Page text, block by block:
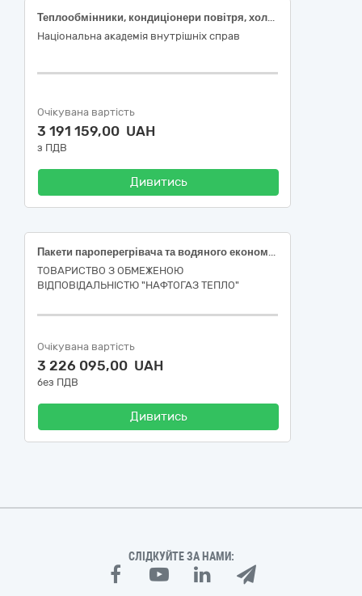
Теплообмінники, кондиціонери повітря, холодильне обладнання та фільтрувальні пристрої
Національна академія внутрішніх справ
Очікувана вартість
3 191 159,00 UAH
з ПДВ
Дивитись
Пакети пароперегрівача та водяного економайзера для ремонту котла утилізатора №2
ТОВАРИСТВО З ОБМЕЖЕНОЮ
ВІДПОВІДАЛЬНІСТЮ "НАФТОГАЗ ТЕПЛО"
Очікувана вартість
3 226 095,00 UAH
без ПДВ
Дивитись
СЛІДКУЙТЕ ЗА НАМИ: